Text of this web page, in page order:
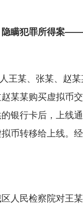
犯罪所得案——
某、张某、赵某
某某购买虚拟币
银行卡后，上线
币转移给上线。
民检察院对王某